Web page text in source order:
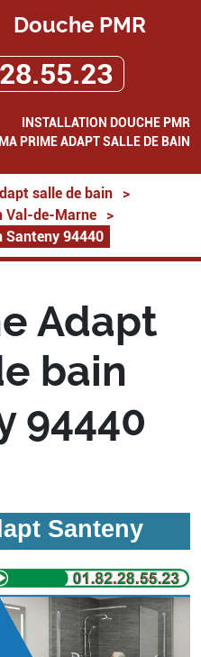
Douche PMR
INSTALLATION DOUCHE PMR
MA PRIME ADAPT SALLE DE BAIN
salle de bain
>
Val-de-Marne
>
Santeny 94440
Adapt
bain
94440
Santeny